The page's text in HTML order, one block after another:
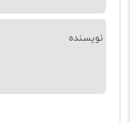
نویسنده